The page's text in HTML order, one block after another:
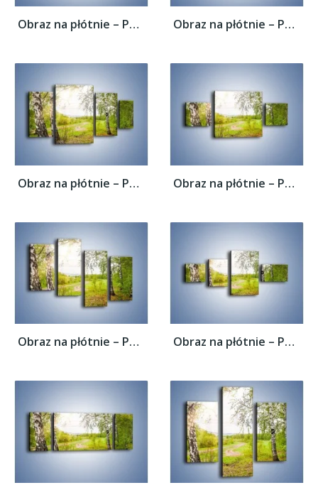
Obraz na płótnie – Polski las i brzozy –... Obraz na płótnie – Polski las i brzozy –...
Obraz na płótnie – Polski las i brzozy –... Obraz na płótnie – Polski las i brzozy –...
Obraz na płótnie – Polski las i brzozy –... Obraz na płótnie – Polski las i brzozy –...